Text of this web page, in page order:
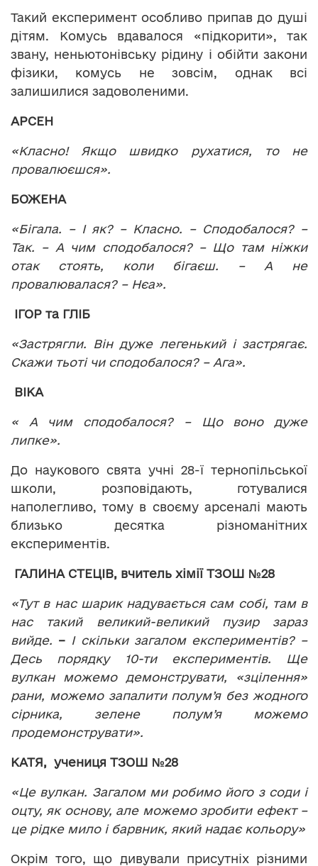
Такий експеримент особливо припав до душі
дітям. Комусь вдавалося «підкорити», так
звану, неньютонівську рідину і обійти закони
фізики, комусь не зовсім, однак всі
залишилися задоволеними.
АРСЕН
«Класно! Якщо швидко рухатися, то не
провалюєшся».
БОЖЕНА
«Бігала. – І як? – Класно. – Сподобалося? –
Так. – А чим сподобалося? – Що там ніжки
отак стоять, коли бігаєш. – А не
провалювалася? – Нєа».
ІГОР та ГЛІБ
«Застрягли. Він дуже легенький і застрягає.
Скажи тьоті чи сподобалося? – Ага».
ВІКА
« А чим сподобалося? – Що воно дуже
липке».
До наукового свята учні 28-ї тернопільської
школи, розповідають, готувалися
наполегливо, тому в своєму арсеналі мають
близько десятка різноманітних
експериментів.
ГАЛИНА СТЕЦІВ, вчитель хімії ТЗОШ №28
«Тут в нас шарик надувається сам собі, там в
нас такий великий-великий пузир зараз
вийде. – І скільки загалом експериментів? –
Десь порядку 10-ти експериментів. Ще
вулкан можемо демонструвати, «зцілення»
рани, можемо запалити полум’я без жодного
сірника, зелене полум’я можемо
продемонструвати».
КАТЯ, учениця ТЗОШ №28
«Це вулкан. Загалом ми робимо його з соди і
оцту, як основу, але можемо зробити ефект –
це рідке мило і барвник, який надає кольору»
Окрім того, що дивували присутніх різними